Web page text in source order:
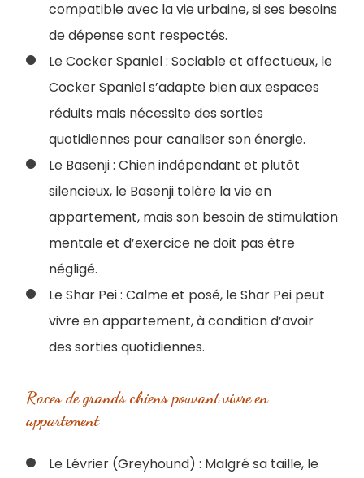
compatible avec la vie urbaine, si ses besoins
de dépense sont respectés.
Le Cocker Spaniel : Sociable et affectueux, le
Cocker Spaniel s’adapte bien aux espaces
réduits mais nécessite des sorties
quotidiennes pour canaliser son énergie.
Le Basenji : Chien indépendant et plutôt
silencieux, le Basenji tolère la vie en
appartement, mais son besoin de stimulation
mentale et d’exercice ne doit pas être
négligé.
Le Shar Pei : Calme et posé, le Shar Pei peut
vivre en appartement, à condition d’avoir
des sorties quotidiennes.
Races de grands chiens pouvant vivre en
appartement
Le Lévrier (Greyhound) : Malgré sa taille, le